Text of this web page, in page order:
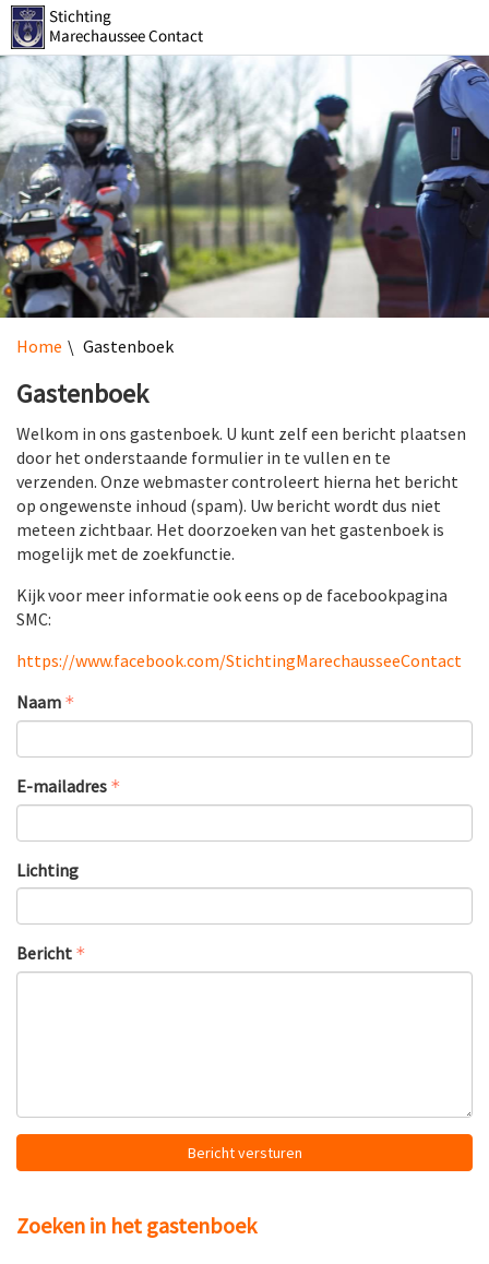
Home Gastenboek
Gastenboek
Welkom in ons gastenboek. U kunt zelf een bericht plaatsen
door het onderstaande formulier in te vullen en te
verzenden. Onze webmaster controleert hierna het bericht
op ongewenste inhoud (spam). Uw bericht wordt dus niet
meteen zichtbaar. Het doorzoeken van het gastenboek is
mogelijk met de zoekfunctie.
Kijk voor meer informatie ook eens op de facebookpagina
SMC:
https://www.facebook.com/StichtingMarechausseeContact
Naam
E-mailadres
Lichting
Bericht
Bericht versturen
Zoeken in het gastenboek